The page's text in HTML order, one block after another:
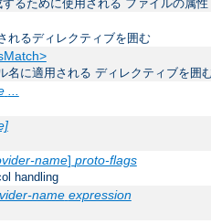
るために使用される ファイルの属性
れるディレクティブを囲む
名に適用される ディレクティブを囲
...
name] proto-flags
handling
name expression